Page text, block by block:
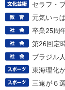
セラフ・
元気いっ
卒業25周
第26回定
ブラジル
東海理化
三遠が６